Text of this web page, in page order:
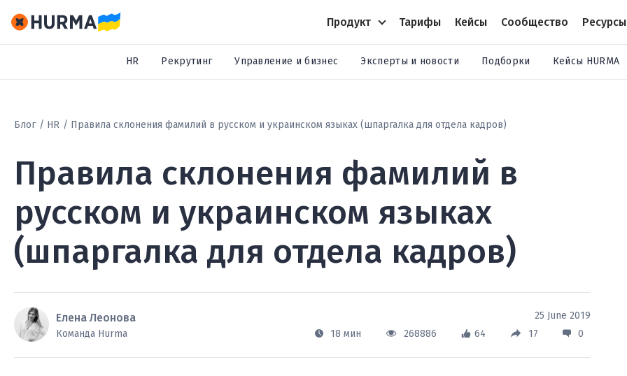
Продукт Тарифы Кейсы Сообщество Ресурсы
HR Рекрутинг Управление и бизнес Эксперты и новости Подборки Кейсы HURMA
Блог HR Правила склонения фамилий в русском и украинском языках (шпаргалка для отдела кадров)
Правила склонения фамилий в
русском и украинском языках
(шпаргалка для отдела кадров)
Елена Леонова
Команда Hurma
25 June 2019
18 мин
268886 64 17 0